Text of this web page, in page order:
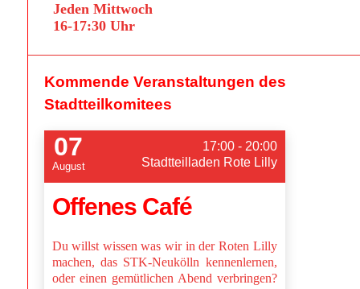
Jeden Mittwoch
16-17:30 Uhr
Kommende Veranstaltungen des
Stadtteilkomitees
07
August
17:00 - 20:00
Stadtteilladen Rote Lilly
Offenes Café
Du willst wissen was wir in der Roten Lilly
machen, das STK-Neukölln kennenlernen,
oder einen gemütlichen Abend verbringen?